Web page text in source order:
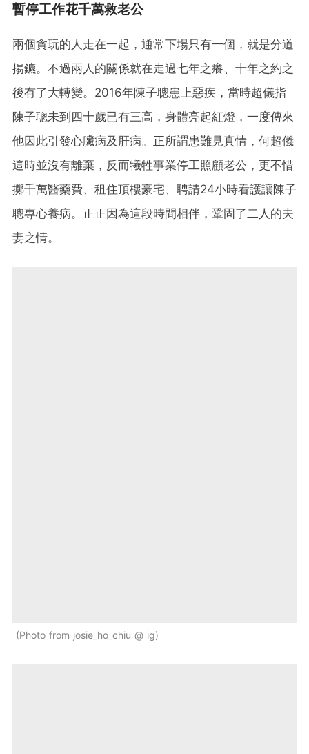
暫停工作花千萬救老公
兩個貪玩的人走在一起，通常下場只有一個，就是分道
揚鑣。不過兩人的關係就在走過七年之癢、十年之約之
後有了大轉變。2016年陳子聰患上惡疾，當時超儀指
陳子聰未到四十歲已有三高，身體亮起紅燈，一度傳來
他因此引發心臟病及肝病。正所謂患難見真情，何超儀
這時並沒有離棄，反而犧牲事業停工照顧老公，更不惜
擲千萬醫藥費、租住頂樓豪宅、聘請24小時看護讓陳子
聰專心養病。正正因為這段時間相伴，鞏固了二人的夫
妻之情。
Photo from josie_ho_chiu @ ig